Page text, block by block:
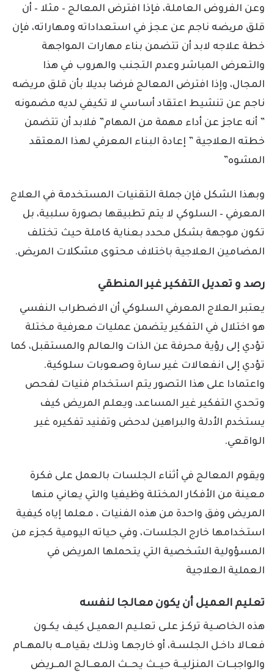
وعن الفروض العاملة، فإذا افترض المعالج – مثلا – أن
قلق مریضه ناجم عن عجز في استعداداته ومهاراته، فإن
خطة علاجه لابد أن تتضمن بناء مهارات المواجهة
والتعرض المباشر وعدم التجنب والهروب في هذا
المجال، وإذا افترض المعالج فرضا بديلا بأن قلق مريضه
ناجم عن تنشيط اعتقاد أساسي لا تكيفي لديه مضمونه
” أنه عاجز عن أداء مهمة من المهام” فلابد أن تتضمن
خطته العلاجية ” إعادة البناء المعرفي لهذا المعتقد
المشوه”
وبهذا الشكل فإن جملة التقنيات المستخدمة في العلاج
المعرفي – السلوكي لا يتم تطبيقها بصورة سلبية، بل
تكون موجهة بشكل محدد بعناية كاملة حيث تختلف
المضامين العلاجية باختلاف محتوى مشکلات المریض.
رصد و تعديل التفكير غير المنطقي
يعتبر العلاج المعرفي السلوكي أن الاضطراب النفسي
هو اختلال في التفكير يتضمن عمليات معرفية مختلة
تؤدي إلى رؤية محرفة عن الذات والعالم والمستقبل، كما
تؤدي إلى انفعالات غير سارة وصعوبات سلوكية.
واعتمادا على هذا التصور يتم استخدام فنيات لفحص
وتحدي التفكير غير المساعد، ويعلم المريض كيف
يستخدم الأدلة والبراهين لدحض وتفنيد تفكيره غير
الواقعي.
ويقوم المعالج في أثناء الجلسات بالعمل على فكرة
معينة من الأفكار المختلة وظيفيا والتي يعاني منها
المريض وفق واحدة من هذه الفنيات ، معلما إياه كيفية
استخدامها خارج الجلسات، وفي حياته اليومية كجزء من
المسؤولية الشخصية التي يتحملها المريض في
العملية العلاجية
تعليم العميل أن يكون معالجا لنفسه
هذه الخاصـية تركـز علـى تعلـيم العميـل كيـف يكـون
فعـالا داخـل الجلسـة، أو خارجهـا وذلـك بقيامــه بالمهــام
والواجبــات المنزليــة حيــث يحــث المعــالج المــريض